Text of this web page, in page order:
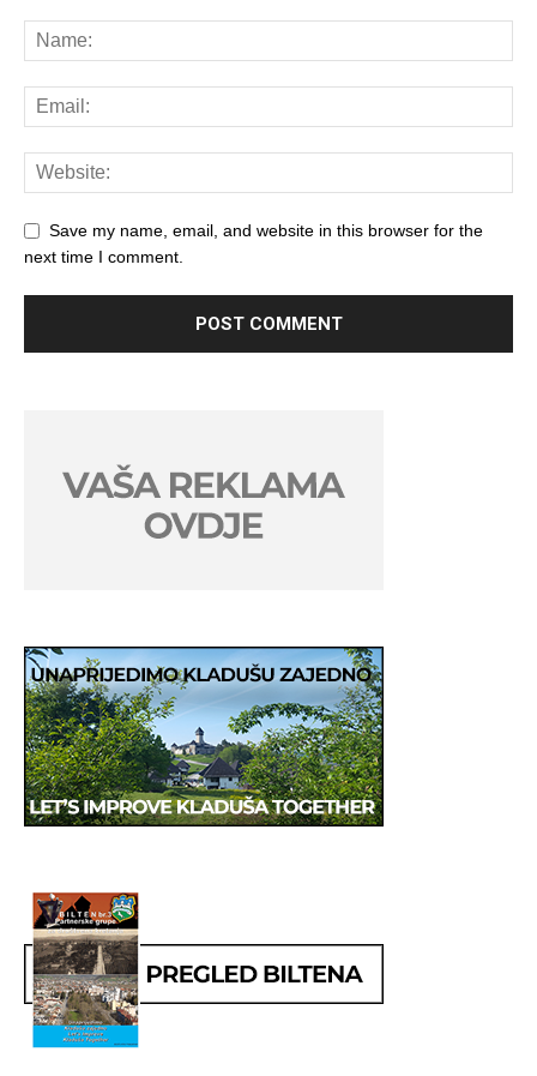
Save my name, email, and website in this browser for the
next time I comment.